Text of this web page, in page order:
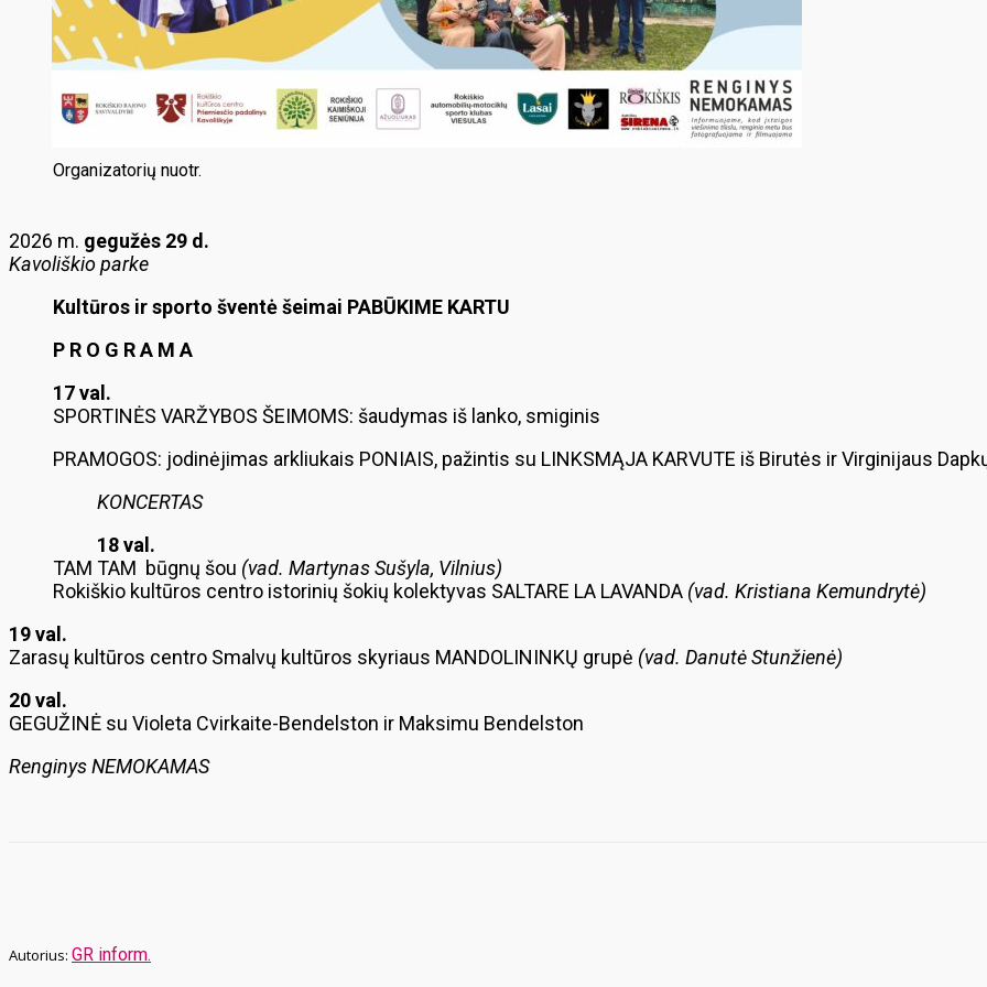
Organizatorių nuotr.
2026 m. gegužės 29 d.
Kavoliškio parke
Kultūros ir sporto šventė šeimai PABŪKIME KARTU
P R O G R A M A
17 val.
SPORTINĖS VARŽYBOS ŠEIMOMS: šaudymas iš lanko, smiginis
PRAMOGOS: jodinėjimas arkliukais PONIAIS, pažintis su LINKSMĄJA KARVUTE iš Birutės ir Virginijaus
KONCERTAS
18 val.
TAM TAM būgnų šou (vad. Martynas Sušyla, Vilnius)
Rokiškio kultūros centro istorinių šokių kolektyvas SALTARE LA LAVANDA (vad. Kristiana Kemundrytė)
19 val.
Zarasų kultūros centro Smalvų kultūros skyriaus MANDOLININKŲ grupė (vad. Danutė Stunžienė)
20 val.
GEGUŽINĖ su Violeta Cvirkaite-Bendelston ir Maksimu Bendelston
Renginys NEMOKAMAS
GR inform.